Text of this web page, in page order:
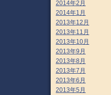
2014年2月
2014年1月
2013年12月
2013年11月
2013年10月
2013年9月
2013年8月
2013年7月
2013年6月
2013年5月